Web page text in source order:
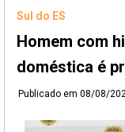
Sul do ES
Homem com
doméstica é
Publicado em 08/08/